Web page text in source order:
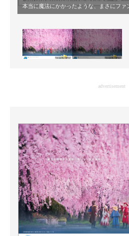
マーケ×ITの今がよく分かる
ITエンジニア向け専門サイト
製造業のIT導入・活用を支援
モノづくり技術者専門サイト
エレクトロニクス専門サイト
電子設計の基本と応用
エネルギーの専門メディア
建設×テクノロジーの最前線
advertisement